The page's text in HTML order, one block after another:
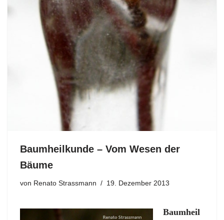
Baumheilkunde – Vom Wesen der
Bäume
von Renato Strassmann 19. Dezember 2013
Baumheil